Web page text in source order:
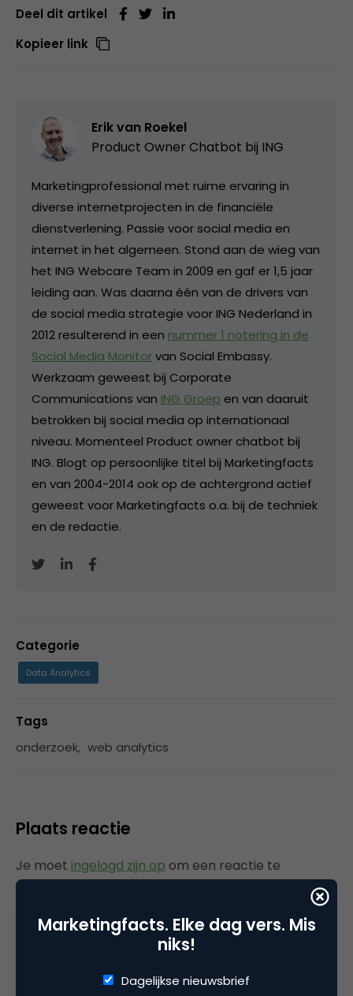
Deel dit artikel
Kopieer link
Erik van Roekel
Product Owner Chatbot bij ING
Marketingprofessional met ruime ervaring in
diverse internetprojecten in de financiële
dienstverlening. Passie voor social media en
internet in het algemeen. Stond aan de wieg van
het ING Webcare Team in 2009 en gaf er 1,5 jaar
leiding aan. Was daarna één van de drivers van
de social media strategie voor ING Nederland in
2012 resulterend in een nummer 1 notering in de
Social Media Monitorvan Social Embassy.
Werkzaam geweest bij Corporate
Communications van ING Groep en van daaruit
betrokken bij social media op internationaal
niveau. Momenteel Product owner chatbot bij
ING. Blogt op persoonlijke titel bij Marketingfacts
en van 2004-2014 ook op de achtergrond actief
geweest voor Marketingfacts o.a. bij de techniek
en de redactie.
Categorie
Data Analytics
Tags
onderzoek, web analytics
Plaats reactie
Je moet ingelogd zijn op om een reactie te
plaatsen.
Gerelateerde artikelen
Marketingfacts. Elke dag vers. Mis
niks!
Dagelijkse nieuwsbrief